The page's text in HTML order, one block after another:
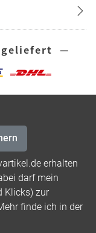
geliefert —
erhalten
darf mein
Klicks) zur
finde ich in der